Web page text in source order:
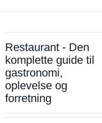
Restaurant - Den
komplette guide til
gastronomi,
oplevelse og
forretning